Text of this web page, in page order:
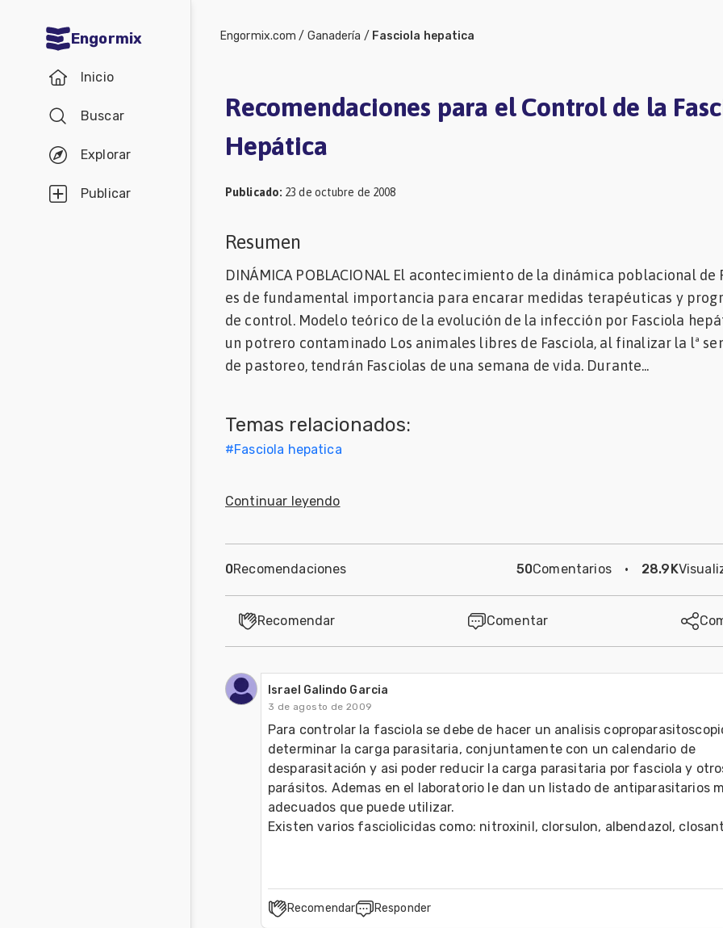
Engormix
Inicio
Buscar
Explorar
Publicar
Agricultura
Balanceados
Avicultura
Ganadería
Lechería
Micotoxinas
Porcicultura
Engormix.com / Ganadería / Fasciola hepatica
Recomendaciones para el Control de la
Hepática
Publicado: 23 de octubre de 2008
Resumen
DINÁMICA POBLACIONAL El acontecimiento de la dinámica poblacional de
es de fundamental importancia para encarar medidas terapéuticas y
de control. Modelo teórico de la evolución de la infección por Fasciola
un potrero contaminado Los animales libres de Fasciola, al finalizar la lª
de pastoreo, tendrán Fasciolas de una semana de vida. Durante...
Temas relacionados:
#Fasciola hepatica
Continuar leyendo
0Recomendaciones 50Comentarios · 28.9K
Recomendar Comentar
Israel Galindo Garcia
3 de agosto de 2009
Para controlar la fasciola se debe de hacer un analisis
determinar la carga parasitaria, conjuntamente con un calendario de
desparasitación y asi poder reducir la carga parasitaria por fasciola y
parásitos. Ademas en el laboratorio le dan un listado de antiparasitarios
adecuados que puede utilizar.
Existen varios fasciolicidas como: nitroxinil, clorsulon, albendazol,
Recomendar Responder